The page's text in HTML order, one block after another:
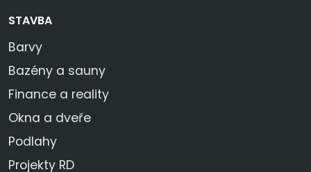
STAVBA
Barvy
Bazény a sauny
Finance a reality
Okna a dveře
Podlahy
Projekty RD